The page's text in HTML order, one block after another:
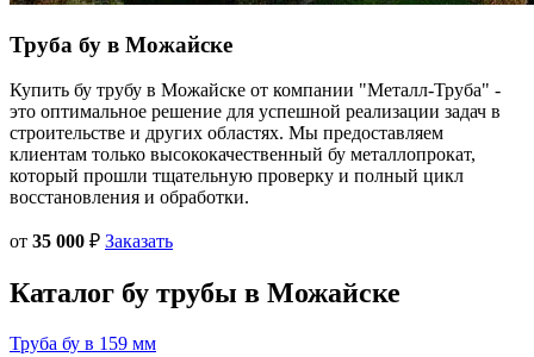
Труба бу в Можайске
Купить бу трубу в Можайске от компании "Металл-Труба" -
это оптимальное решение для успешной реализации задач в
строительстве и других областях. Мы предоставляем
клиентам только высококачественный бу металлопрокат,
который прошли тщательную проверку и полный цикл
восстановления и обработки.
от 35 000 ₽ Заказать
Каталог бу трубы в Можайске
Труба бу в 159 мм